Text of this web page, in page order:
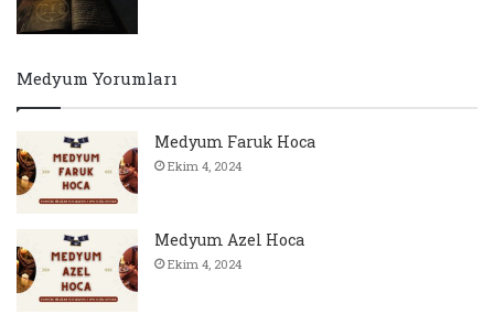
Medyum Yorumları
Medyum Faruk Hoca
Ekim 4, 2024
Medyum Azel Hoca
Ekim 4, 2024